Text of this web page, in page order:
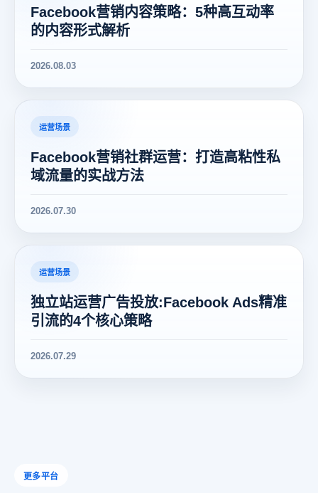
Facebook营销内容策略：5种高互动率
的内容形式解析
2026.08.03
运营场景
Facebook营销社群运营：打造高粘性私
域流量的实战方法
2026.07.30
运营场景
独立站运营广告投放:Facebook Ads精准
引流的4个核心策略
2026.07.29
更多平台